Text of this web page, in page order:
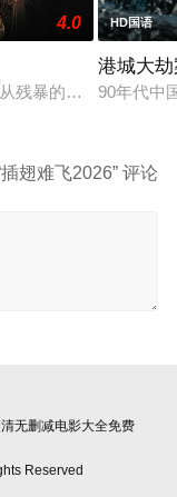
军冷啸天，席间告
4.0
残暴的亡命团伙手中
HD国语
港城大
90年代中
插翅难飞2026” 评论
无删减电影大全免费
Reserved